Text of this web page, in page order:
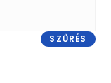
SZŰRÉS